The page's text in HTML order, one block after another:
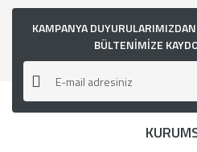
kullanarak tarafımıza iletebilirsiniz.
Görüş ve önerileriniz için teşekkür
Ürün resmi kalitesiz, bozuk
Ürün açıklamasında eksik bilgiler
Ürün bilgilerinde hatalar
Ürün fiyatı diğer sitelerden daha
KAMPANYA
BÜLTENİMİZE